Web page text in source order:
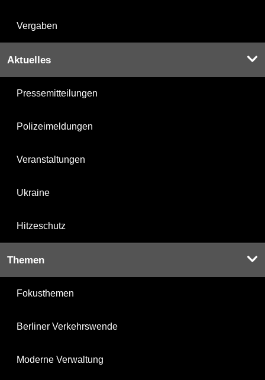
Vergaben
Aktuelles
Pressemitteilungen
Polizeimeldungen
Veranstaltungen
Ukraine
Hitzeschutz
Themen
Fokusthemen
Berliner Verkehrswende
Moderne Verwaltung